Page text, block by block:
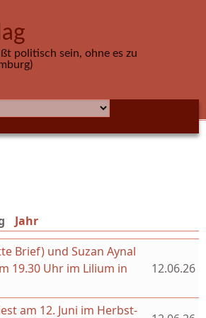
politisch sein, ohne es zu
(aktiver Reiter)
Jahr
Brief) und Suzan Aynal
19.30 Uhr im Lilium in
12.06.26
am 12. Juni im Herbst-